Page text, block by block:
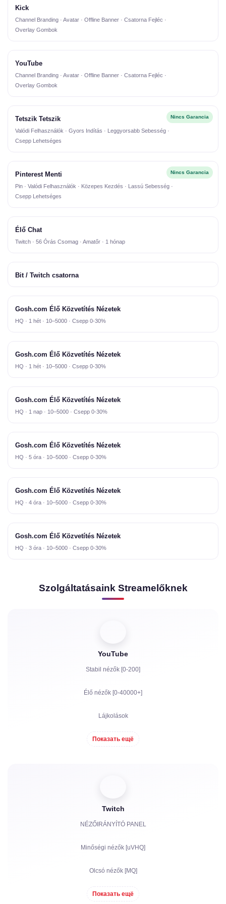
Kick
Channel Branding · Avatar · Offline Banner · Csatorna Fejléc ·
Overlay Gombok
YouTube
Channel Branding · Avatar · Offline Banner · Csatorna Fejléc ·
Overlay Gombok
Nincs Garancia
Tetszik Tetszik
Valódi Felhasználók · Gyors Indítás · Leggyorsabb Sebesség ·
Csepp Lehetséges
Nincs Garancia
Pinterest Menti
Pin · Valódi Felhasználók · Közepes Kezdés · Lassú Sebesség ·
Csepp Lehetséges
Élő Chat
Twitch · 56 Órás Csomag · Amatőr · 1 hónap
Bit / Twitch csatorna
Gosh.com Élő Közvetítés Nézetek
HQ · 1 hét · 10–5000 · Csepp 0-30%
Gosh.com Élő Közvetítés Nézetek
HQ · 1 hét · 10–5000 · Csepp 0-30%
Gosh.com Élő Közvetítés Nézetek
HQ · 1 nap · 10–5000 · Csepp 0-30%
Gosh.com Élő Közvetítés Nézetek
HQ · 5 óra · 10–5000 · Csepp 0-30%
Gosh.com Élő Közvetítés Nézetek
HQ · 4 óra · 10–5000 · Csepp 0-30%
Gosh.com Élő Közvetítés Nézetek
HQ · 3 óra · 10–5000 · Csepp 0-30%
Szolgáltatásaink Streamelőknek
YouTube
Stabil nézők [0-200]
Élő nézők [0-40000+]
Lájkolások
Megtekintések
Megosztások
Показать ещё
Twitch
NÉZŐIRÁNYÍTÓ PANEL
Minőségi nézők [uVHQ]
Olcsó nézők [MQ]
Megtekintések
Показать ещё